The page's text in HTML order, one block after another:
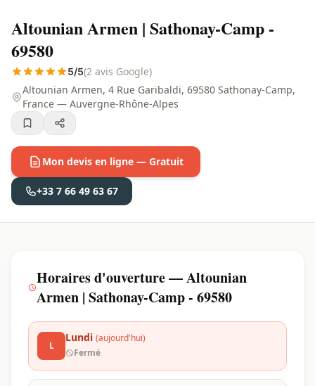
Altounian Armen | Sathonay-Camp -
69580
5/5(2 avis Google)
Altounian Armen, 4 Rue Garibaldi, 69580 Sathonay-Camp,
France — Auvergne-Rhône-Alpes
Mon devis en ligne — Gratuit
+33 7 66 49 63 67
Horaires d'ouverture — Altounian
Armen | Sathonay-Camp - 69580
L
Lundi (aujourd'hui)
Fermé